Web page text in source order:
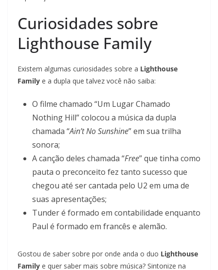
Curiosidades sobre
Lighthouse Family
Existem algumas curiosidades sobre a Lighthouse
Family e a dupla que talvez você não saiba:
O filme chamado “Um Lugar Chamado
Nothing Hill” colocou a música da dupla
chamada “Ain’t No Sunshine” em sua trilha
sonora;
A canção deles chamada “Free” que tinha como
pauta o preconceito fez tanto sucesso que
chegou até ser cantada pelo U2 em uma de
suas apresentações;
Tunder é formado em contabilidade enquanto
Paul é formado em francês e alemão.
Gostou de saber sobre por onde anda o duo Lighthouse
Family e quer saber mais sobre música? Sintonize na